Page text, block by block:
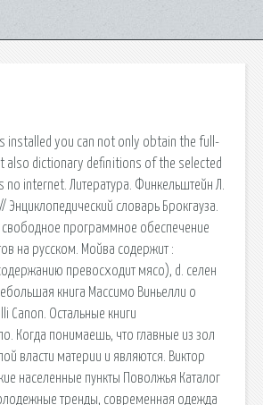
installed you can not only obtain the full-
dictionary definitions of the selected
internet. Литература. Финкельштейн Л.
Энциклопедический словарь Брокгауза.
свободное программное обеспечение
на русском. Мойва содержит :
превосходит мясо), d. селен
книга Массимо Виньелли о
Canon. Остальные книги
Когда понимаешь, что главные из зол
власти материи и являются. Виктор
населенные пункты Поволжья Каталог
тренды, современная одежда